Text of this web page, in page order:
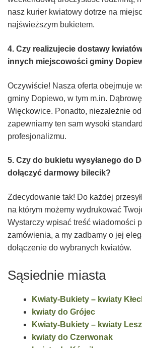
nasz kurier kwiatowy dotrze na
najświeższym bukietem.
4. Czy realizujecie dostawy
innych miejscowości gminy
Oczywiście! Nasza oferta obejmuje
gminy Dopiewo, w tym m.in.
Więckowice. Ponadto, niezależnie
zapewniamy ten sam wysoki
profesjonalizmu.
5. Czy do bukietu wysyłanego do
dołączyć darmowy bilecik?
Zdecydowanie tak! Do każdej
na którym możemy wydrukować
Wystarczy wpisać treść wiadomości
zamówienia, a my zadbamy o jej
dołączenie do wybranych kwiatów.
Sąsiednie miasta
Kwiaty-Bukiety – kwiaty
kwiaty do Grójec
Kwiaty-Bukiety – kwiaty
kwiaty do Czerwonak